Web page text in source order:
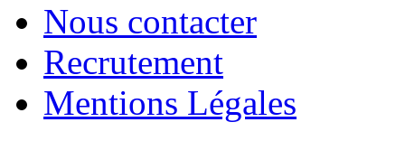
Nous contacter
Recrutement
Mentions Légales